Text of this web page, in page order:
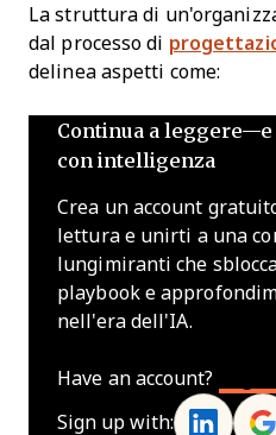
La struttura di
dal processo di
delinea aspetti come:
Continua a
con intelligenza
Crea un account
lettura e unirti a una
lungimiranti che
playbook e
nell'era dell'IA.
Have an account?
Sign up with: